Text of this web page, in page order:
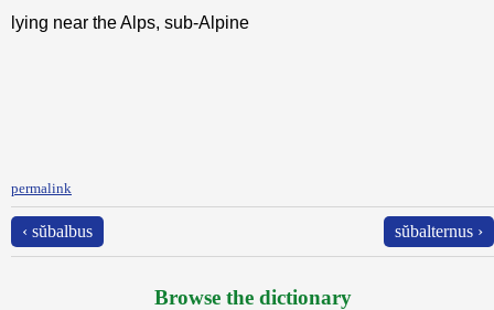
lying near the Alps, sub-Alpine
permalink
‹ sŭbalbus sŭbalternus ›
Browse the dictionary